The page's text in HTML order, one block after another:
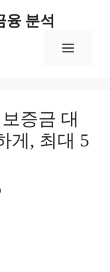
융 분석
메
증금 대
게, 최대 5